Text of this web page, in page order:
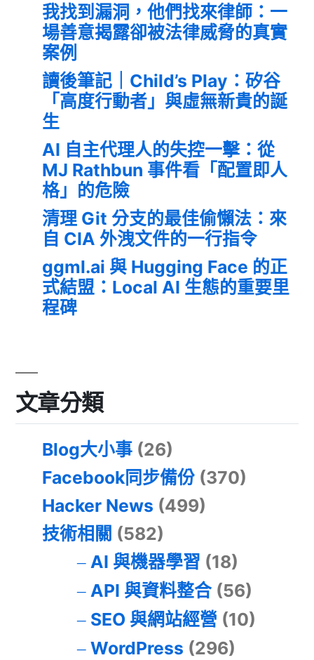
我找到漏洞，他們找來律師：一
場善意揭露卻被法律威脅的真實
案例
讀後筆記｜Child’s Play：矽谷
「高度行動者」與虛無新貴的誕
生
AI 自主代理人的失控一擊：從
MJ Rathbun 事件看「配置即人
格」的危險
清理 Git 分支的最佳偷懶法：來
自 CIA 外洩文件的一行指令
ggml.ai 與 Hugging Face 的正
式結盟：Local AI 生態的重要里
程碑
文章分類
Blog大小事 (26)
Facebook同步備份 (370)
Hacker News (499)
技術相關 (582)
AI 與機器學習 (18)
API 與資料整合(56)
SEO 與網站經營 (10)
WordPress (296)